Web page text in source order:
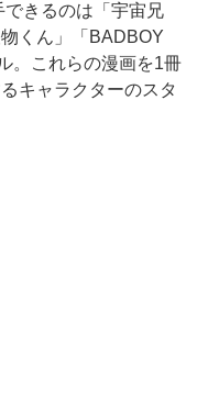
きるのは「宇宙兄
くん」「BADBOY
。これらの漫画を1冊
キャラクターのスタ